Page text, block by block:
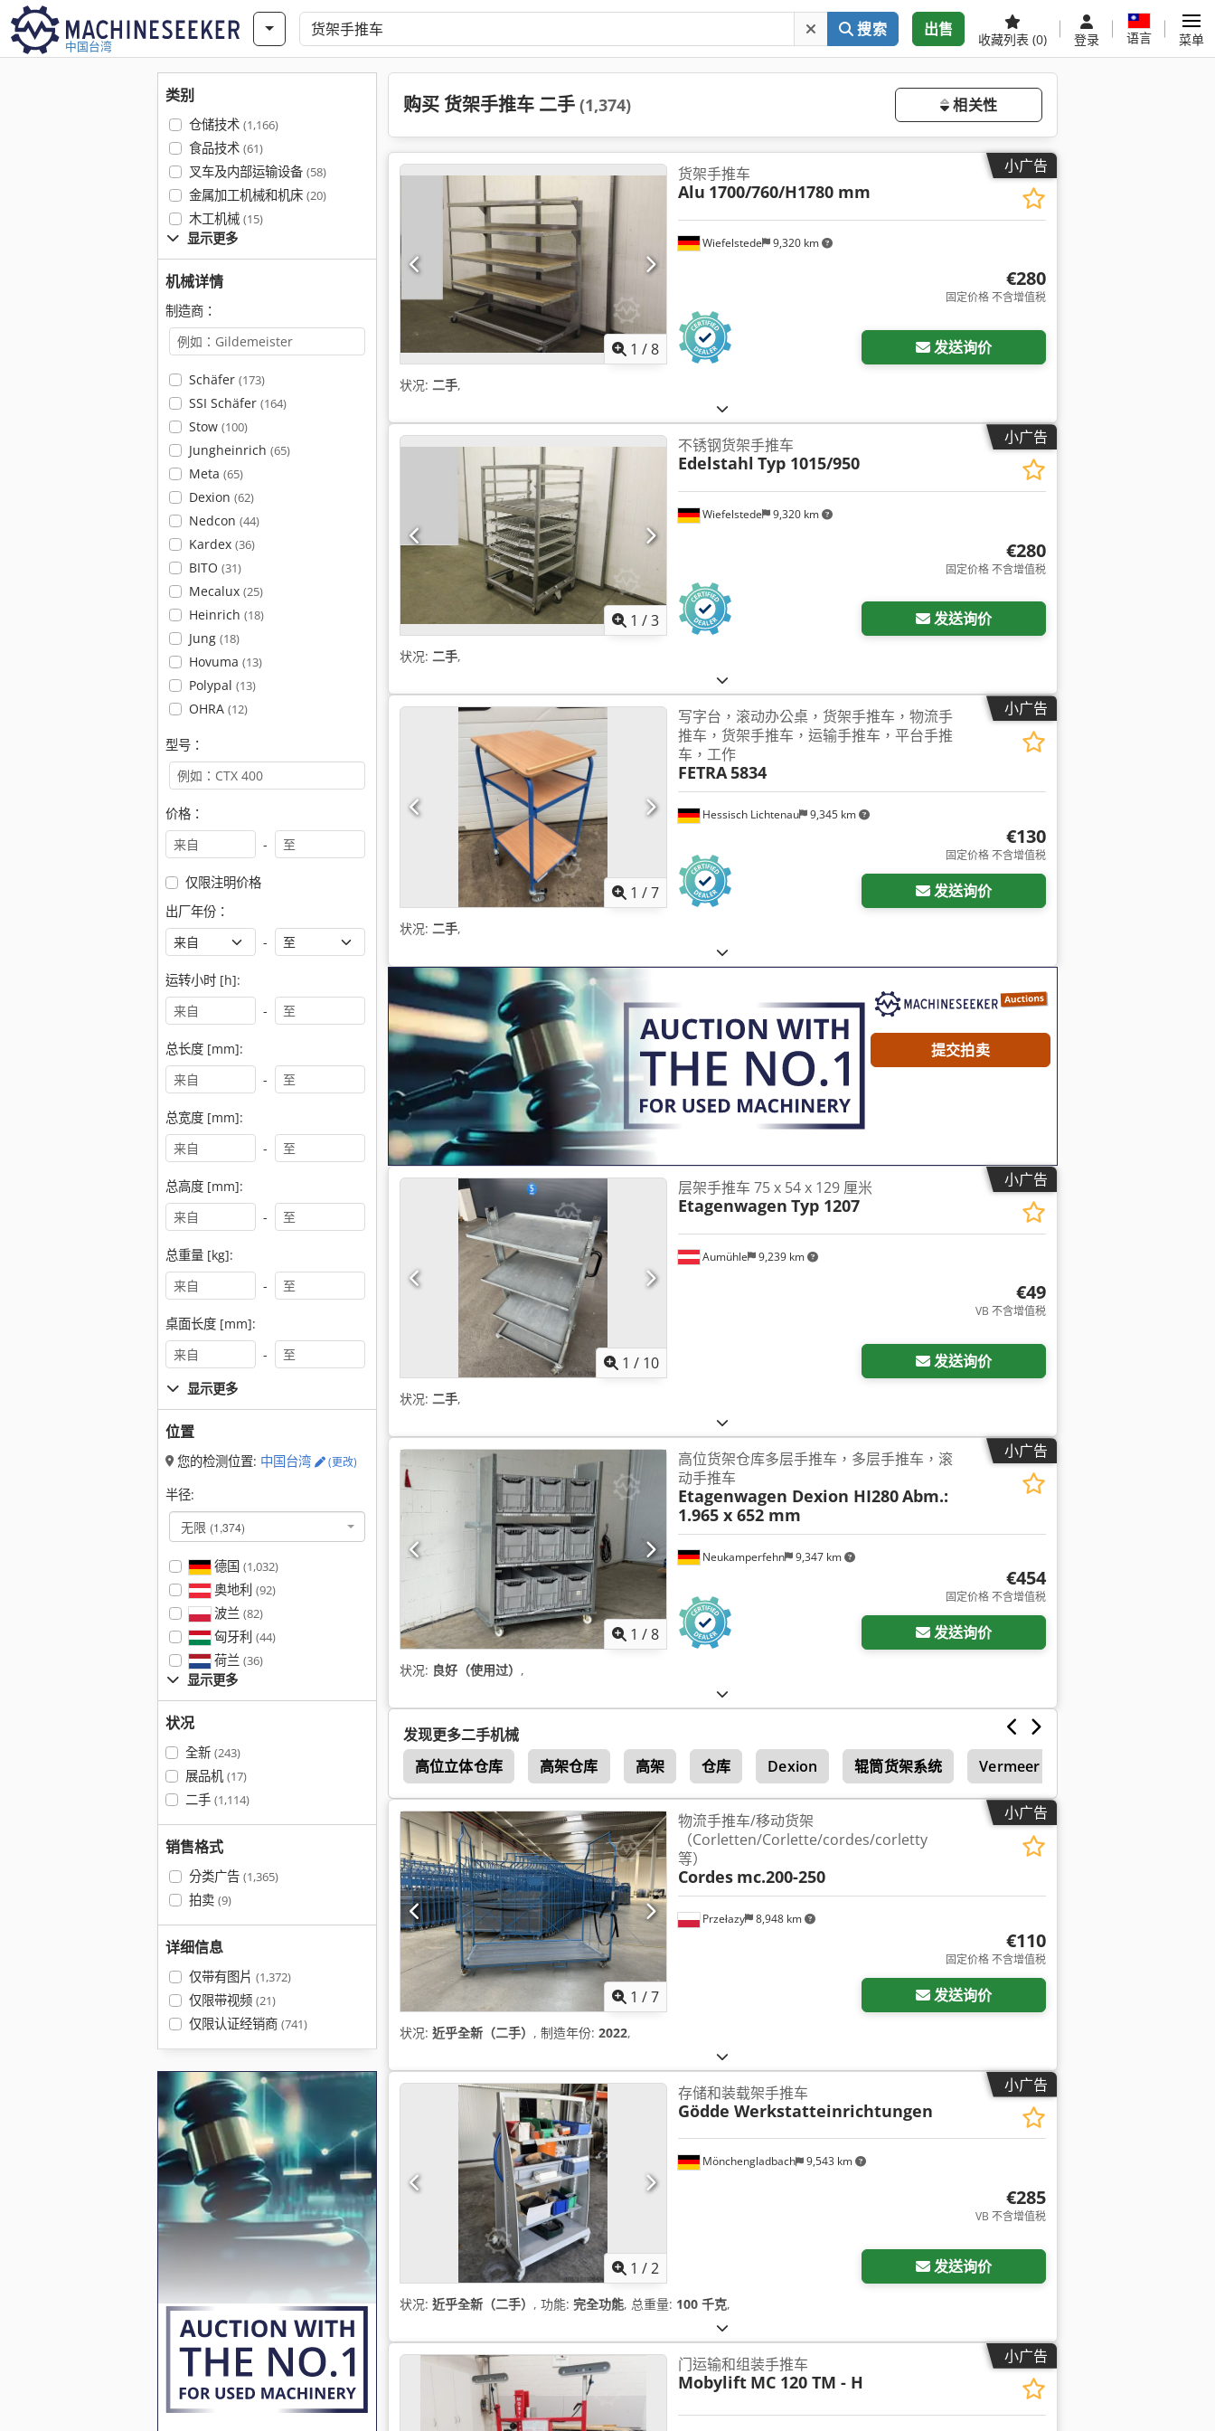
中国台湾
搜索 出售
收藏列表 (0) 登录 语言 菜单
类别
仓储技术 (1,166)
食品技术 (61)
叉车及内部运输设备 (58)
金属加工机械和机床 (20)
木工机械 (15)
显示更多
机械详情
制造商：
Schäfer (173)
SSI Schäfer (164)
Stow (100)
Jungheinrich (65)
Meta (65)
Dexion (62)
Nedcon (44)
Kardex (36)
BITO (31)
Mecalux (25)
Heinrich (18)
Jung (18)
Hovuma (13)
Polypal (13)
OHRA (12)
型号：
价格：
-
仅限注明价格
出厂年份：
-
运转小时 [h]:
-
总长度 [mm]:
-
总宽度 [mm]:
-
总高度 [mm]:
-
总重量 [kg]:
-
桌面长度 [mm]:
-
显示更多
位置
您的检测位置: 中国台湾 (更改)
半径:
无限 (1,374)
德国 (1,032)
奥地利 (92)
波兰 (82)
匈牙利 (44)
荷兰 (36)
显示更多
状况
全新 (243)
展品机 (17)
二手 (1,114)
销售格式
分类广告 (1,365)
拍卖 (9)
详细信息
仅带有图片 (1,372)
仅限带视频 (21)
仅限认证经销商 (741)
购买 货架手推车 二手 (1,374) 相关性
小广告
1 /8
Wiefelstede 9,320 km
货架手推车
Alu 1700/760/H1780 mm
€280
固定价格 不含增值税
发送询价
状况: 二手,
小广告
1 /3
Wiefelstede 9,320 km
不锈钢货架手推车
Edelstahl Typ 1015/950
€280
固定价格 不含增值税
发送询价
状况: 二手,
小广告
1 /7
Hessisch Lichtenau 9,345 km
写字台，滚动办公桌，货架手推车，物流手
推车，货架手推车，运输手推车，平台手推
车，工作
FETRA5834
€130
固定价格 不含增值税
发送询价
状况: 二手,
提交拍卖
小广告
1 / 10
Aumühle 9,239 km
层架手推车 75 x 54 x 129 厘米
Etagenwagen Typ 1207
€49
VB 不含增值税
发送询价
状况: 二手,
小广告
1 /8
Neukamperfehn 9,347 km
高位货架仓库多层手推车，多层手推车，滚
动手推车
Etagenwagen Dexion HI280Abm.:
1.965 x 652 mm
€454
固定价格 不含增值税
发送询价
状况: 良好（使用过） ,
发现更多二手机械
高位立体仓库
高架仓库 高架 仓库 Dexion 辊筒货架系统 Vermeer T 855
手推车
小广告
1 /7
Przełazy 8,948 km
物流手推车/移动货架
（Corletten/Corlette/cordes/corletty
等）
Cordes mc.200-250
€110
固定价格 不含增值税
发送询价
状况: 近乎全新（二手） , 制造年份: 2022,
小广告
请求更多图片
1 /2
Mönchengladbach 9,543 km
存储和装载架手推车
Gödde Werkstatteinrichtungen
€285
VB 不含增值税
发送询价
状况: 近乎全新（二手） , 功能: 完全功能, 总重量: 100 千克,
小广告
门运输和组装手推车
Mobylift MC 120 TM - H